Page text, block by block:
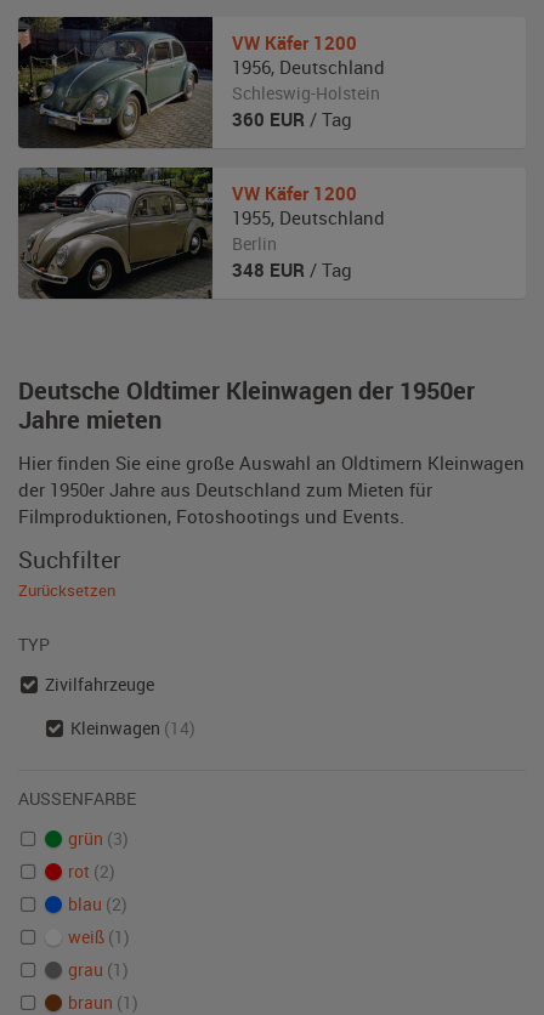
Deutsche Oldtimer Kleinwagen der 1950er
Jahre mieten
Hier finden Sie eine große Auswahl an Oldtimern Kleinwagen
der 1950er Jahre aus Deutschland zum Mieten für
Filmproduktionen, Fotoshootings und Events.
VW Käfer 1200
1956, Deutschland
Schleswig-Holstein
360 EUR / Tag
VW Käfer 1200
1955, Deutschland
Berlin
348 EUR / Tag
Suchfilter
Zurücksetzen
TYP
Zivilfahrzeuge
Kleinwagen (14)
AUSSENFARBE
grün (3)
rot (2)
blau (2)
weiß (1)
grau (1)
braun (1)